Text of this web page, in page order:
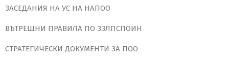
ЗАСЕДАНИЯ НА УС НА НАПОО
ВЪТРЕШНИ ПРАВИЛА ПО ЗЗЛПСПОИН
СТРАТЕГИЧЕСКИ ДОКУМЕНТИ ЗА ПОО